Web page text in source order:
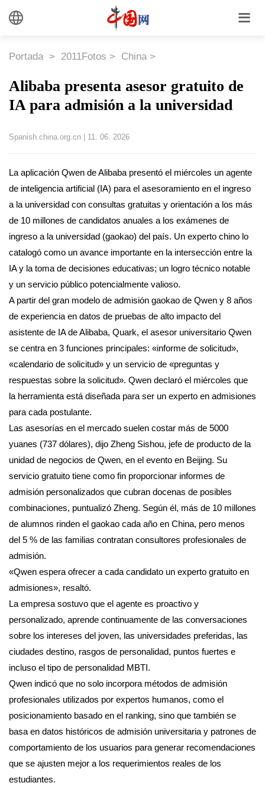
Portada > 2011Fotos > China >
Alibaba presenta asesor gratuito de
IA para admisión a la universidad
Spanish.china.org.cn 11. 06. 2026
La aplicación Qwen de Alibaba presentó el miércoles un agente
de inteligencia artificial (IA) para el asesoramiento en el ingreso
a la universidad con consultas gratuitas y orientación a los más
de 10 millones de candidatos anuales a los exámenes de
ingreso a la universidad (gaokao) del país. Un experto chino lo
catalogó como un avance importante en la intersección entre la
IA y la toma de decisiones educativas; un logro técnico notable
y un servicio público potencialmente valioso.
A partir del gran modelo de admisión gaokao de Qwen y 8 años
de experiencia en datos de pruebas de alto impacto del
asistente de IA de Alibaba, Quark, el asesor universitario Qwen
se centra en 3 funciones principales: «informe de solicitud»,
«calendario de solicitud» y un servicio de «preguntas y
respuestas sobre la solicitud». Qwen declaró el miércoles que
la herramienta está diseñada para ser un experto en admisiones
para cada postulante.
Las asesorías en el mercado suelen costar más de 5000
yuanes (737 dólares), dijo Zheng Sishou, jefe de producto de la
unidad de negocios de Qwen, en el evento en Beijing. Su
servicio gratuito tiene como fin proporcionar informes de
admisión personalizados que cubran docenas de posibles
combinaciones, puntualizó Zheng. Según él, más de 10 millones
de alumnos rinden el gaokao cada año en China, pero menos
del 5 % de las familias contratan consultores profesionales de
admisión.
«Qwen espera ofrecer a cada candidato un experto gratuito en
admisiones», resaltó.
La empresa sostuvo que el agente es proactivo y
personalizado, aprende continuamente de las conversaciones
sobre los intereses del joven, las universidades preferidas, las
ciudades destino, rasgos de personalidad, puntos fuertes e
incluso el tipo de personalidad MBTI.
Qwen indicó que no solo incorpora métodos de admisión
profesionales utilizados por expertos humanos, como el
posicionamiento basado en el ranking, sino que también se
basa en datos históricos de admisión universitaria y patrones de
comportamiento de los usuarios para generar recomendaciones
que se ajusten mejor a los requerimientos reales de los
estudiantes.